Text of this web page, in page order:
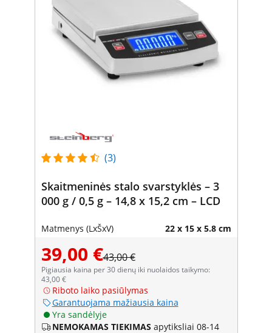
(3)
Skaitmeninės stalo svarstyklės – 3
000 g / 0,5 g – 14,8 x 15,2 cm – LCD
Matmenys (LxŠxV) 22 x 15 x 5.8 cm
39,00 €43,00 €
Pigiausia kaina per 30 dienų iki nuolaidos taikymo:
43,00 €
Riboto laiko pasiūlymas
Garantuojama mažiausia kaina
Yra sandėlyje
NEMOKAMAS TIEKIMAS apytiksliai 08-14